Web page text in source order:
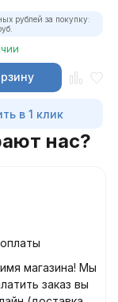
рублей за покупку:
в 1 клик
нас?
магазина! Мы
заказ вы